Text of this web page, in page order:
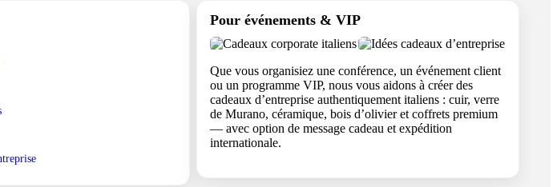
Pour événements & VIP
Que vous organisiez une conférence, un événement client
ou un programme VIP, nous vous aidons à créer des
cadeaux d’entreprise authentiquement italiens : cuir, verre
de Murano, céramique, bois d’olivier et coffrets premium
— avec option de message cadeau et expédition
internationale.